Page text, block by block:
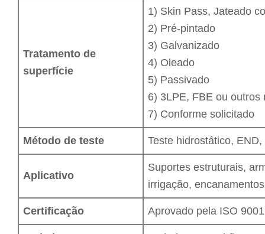
Tratamento de
superfície
1) Skin Pass, Jateado
2) Pré-pintado
3) Galvanizado
4) Oleado
5) Passivado
6) 3LPE, FBE ou
7) Conforme solicitado
Método de teste Teste hidrostático,
Aplicativo
Suportes estruturais,
irrigação,
Certificação Aprovado pela ISO